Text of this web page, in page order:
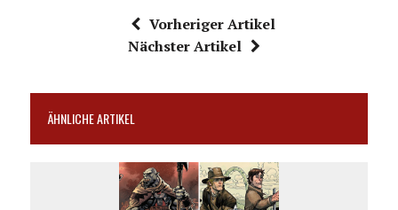
Vorheriger Artikel
Nächster Artikel
ÄHNLICHE ARTIKEL